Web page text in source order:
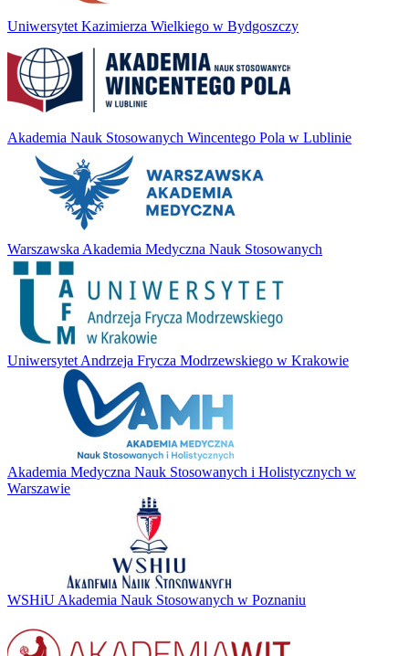
Uniwersytet Kazimierza Wielkiego w Bydgoszczy
Akademia Nauk Stosowanych Wincentego Pola w Lublinie
Warszawska Akademia Medyczna Nauk Stosowanych
Uniwersytet Andrzeja Frycza Modrzewskiego w Krakowie
Akademia Medyczna Nauk Stosowanych i Holistycznych w
Warszawie
WSHiU Akademia Nauk Stosowanych w Poznaniu